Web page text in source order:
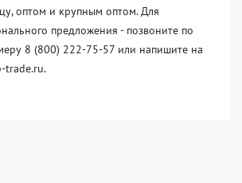
оптом и крупным оптом. Для
предложения - позвоните по
8 (800) 222-75-57 или напишите на
trade.ru.